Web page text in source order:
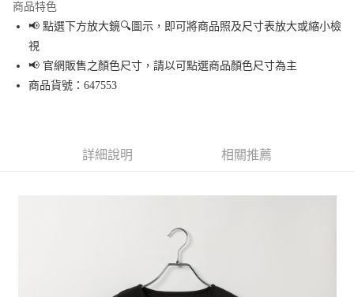
Apple Pay
街口支付
悠遊付
2.付款方式選擇「大哥付你分期」，訂單成立後會自動跳轉到大哥付的交易
流程，驗證手機門號後，選擇欲分期的期數、繳款截止日，確認付款後即完
3.實際核准額度、可分期數及費用金額請依後續交易確認頁面所載為準。
4.訂單成立30分鐘內，如未前往確認交易或遇審核未通過，訂單將自動取
AFTEE先享後付是「在收到商品之後才付款」的支付方式。 讓您購物簡單便
商品特色
📢 點選下方放大鏡🔍圖示，即可將商品照及尺寸表放大或縮小檢
視
📢 官網販售之顏色尺寸，請以可點選商品顏色尺寸為主
商品貨號：647553
詳細說明 相關推薦